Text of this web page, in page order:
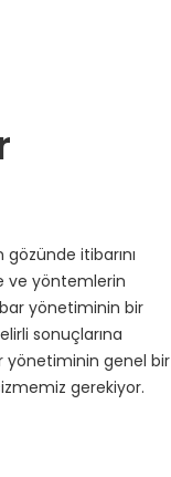
itibarını
ve yöntemlerin
yönetiminin bir
sonuçlarına
yönetiminin genel bir
gerekiyor.